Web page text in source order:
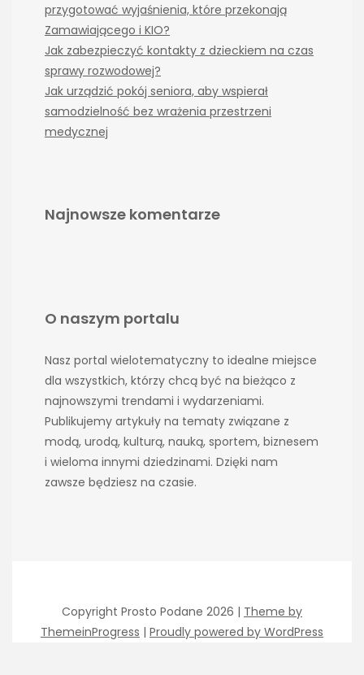
przygotować wyjaśnienia, które przekonają
Zamawiającego i KIO?
Jak zabezpieczyć kontakty z dzieckiem na czas
sprawy rozwodowej?
Jak urządzić pokój seniora, aby wspierał
samodzielność bez wrażenia przestrzeni
medycznej
Najnowsze komentarze
O naszym portalu
Nasz portal wielotematyczny to idealne miejsce
dla wszystkich, którzy chcą być na bieżąco z
najnowszymi trendami i wydarzeniami.
Publikujemy artykuły na tematy związane z
modą, urodą, kulturą, nauką, sportem, biznesem
i wieloma innymi dziedzinami. Dzięki nam
zawsze będziesz na czasie.
Copyright Prosto Podane 2026 | Theme by
ThemeinProgress | Proudly powered by WordPress